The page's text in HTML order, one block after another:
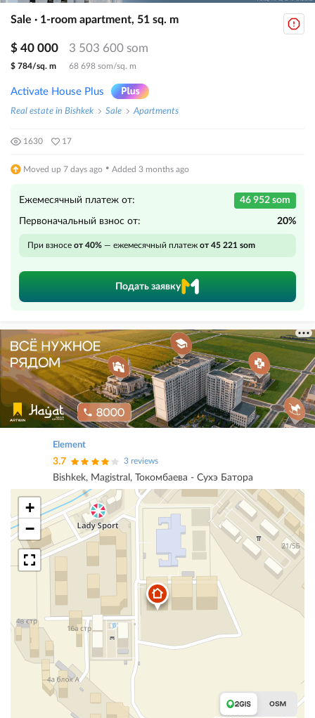
Sale · 1-room apartment, 51 sq. m
$ 40 000 3 503 600 som
$ 784/sq. m 68 698 som/sq. m
Activate House Plus
Real estate in Bishkek Sale Apartments
1630 17
Moved up 7 days ago · Added 3 months ago
Ежемесячный платеж от: 46 952 som
Первоначальный взнос от: 20%
При взносе от 40% — ежемесячный платеж от 45 221 som
Подать заявку
Element
3.7 3 reviews
Bishkek, Magistral, Токомбаева - Сухэ Батора
+
−